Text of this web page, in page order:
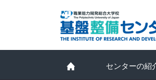
センターの紹